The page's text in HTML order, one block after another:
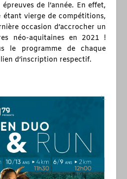
de l’année. En effet,
étant vierge de compétitions,
occasion d’accrocher un
néo-aquitaines en 2021 !
le programme de chaque
d’inscription respectif.